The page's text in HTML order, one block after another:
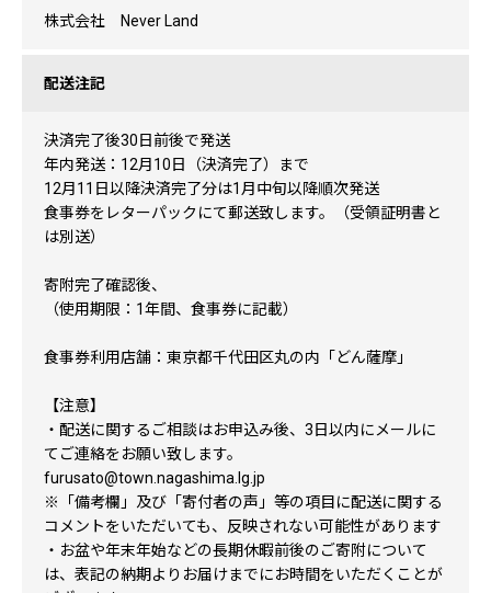
株式会社 Never Land
配送注記
決済完了後30日前後で発送
年内発送：12月10日（決済完了）まで
12月11日以降決済完了分は1月中旬以降順次発送
食事券をレターパックにて郵送致します。（受領証明書と
は別送）
寄附完了確認後、
（使用期限：1年間、食事券に記載）
食事券利用店舗：東京都千代田区丸の内「どん薩摩」
【注意】
・配送に関するご相談はお申込み後、3日以内にメールに
てご連絡をお願い致します。
furusato@town.nagashima.lg.jp
※「備考欄」及び「寄付者の声」等の項目に配送に関する
コメントをいただいても、反映されない可能性があります
・お盆や年末年始などの長期休暇前後のご寄附について
は、表記の納期よりお届けまでにお時間をいただくことが